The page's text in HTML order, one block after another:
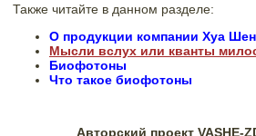
Также читайте в данном разделе:
О продукции компании Хуа
Мысли вслух или кванты
Биофотоны
Что такое биофотоны
Авторский проект VASHE-